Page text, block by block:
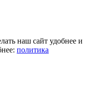
наш сайт удобнее и
политика